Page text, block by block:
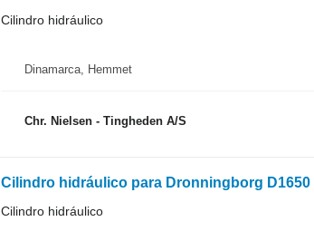
Cilindro hidráulico
Dinamarca, Hemmet
Chr. Nielsen - Tingheden A/S
Cilindro hidráulico para Dronningborg
Cilindro hidráulico